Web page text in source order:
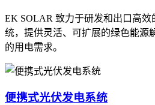
EK SOLAR 致力于研发和出口高效
统，提供灵活、可扩展的绿色能源
的用电需求。
便携式光伏发电系统